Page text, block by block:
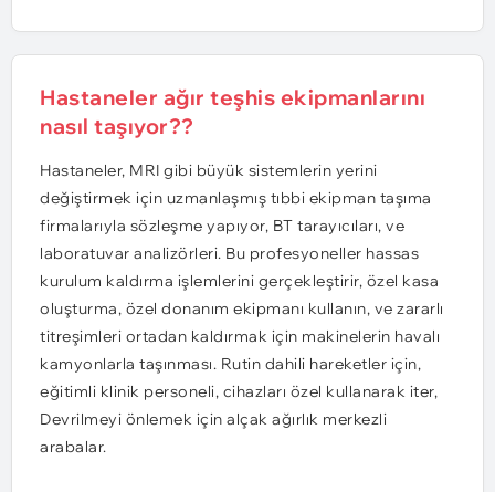
Hastaneler ağır teşhis ekipmanlarını
nasıl taşıyor??
Hastaneler, MRI gibi büyük sistemlerin yerini
değiştirmek için uzmanlaşmış tıbbi ekipman taşıma
firmalarıyla sözleşme yapıyor, BT tarayıcıları, ve
laboratuvar analizörleri. Bu profesyoneller hassas
kurulum kaldırma işlemlerini gerçekleştirir, özel kasa
oluşturma, özel donanım ekipmanı kullanın, ve zararlı
titreşimleri ortadan kaldırmak için makinelerin havalı
kamyonlarla taşınması. Rutin dahili hareketler için,
eğitimli klinik personeli, cihazları özel kullanarak iter,
Devrilmeyi önlemek için alçak ağırlık merkezli
arabalar.